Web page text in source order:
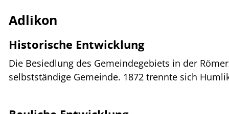
Adlikon
Historische Entwicklung
Die Besiedlung des Gemeindegebiets in der
selbstständige Gemeinde. 1872 trennte sich